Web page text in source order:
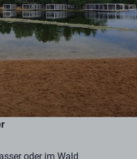
oder im Wald